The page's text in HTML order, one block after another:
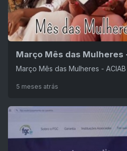
Março Mês das Mulheres
Março Mês das Mulheres - ACIAB
5 meses atrás